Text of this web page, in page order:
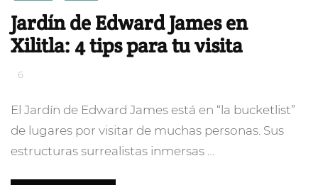
Jardín de Edward James en
Xilitla: 4 tips para tu visita
6
El Jardín de Edward James está en “la bucketlist”
de lugares por visitar de muchas personas. Sus
estructuras surrealistas inmersas …